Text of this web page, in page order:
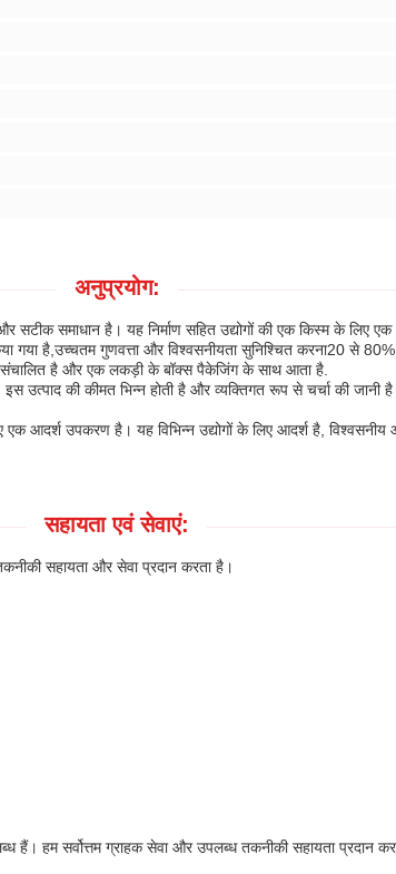
अनुप्रयोग:
सटीक समाधान है। यह निर्माण सहित उद्योगों की एक किस्म के लिए
किया गया है,उच्चतम गुणवत्ता और विश्वसनीयता सुनिश्चित करना20
संचालित है और एक लकड़ी के बॉक्स पैकेजिंग के साथ आता है.
की कीमत भिन्न होती है और व्यक्तिगत रूप से चर्चा की जानी
एक आदर्श उपकरण है। यह विभिन्न उद्योगों के लिए आदर्श है,
सहायता एवं सेवाएं:
सहायता और सेवा प्रदान करता है।
हैं। हम सर्वोत्तम ग्राहक सेवा और उपलब्ध तकनीकी सहायता प्रदान